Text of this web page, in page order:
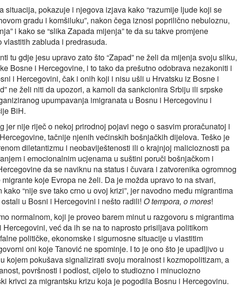
situacija, pokazuje i njegova izjava kako “razumije ljude koji se
gradu i komšiluku”, nakon čega iznosi poprilično nebuloznu,
i kako se “slika Zapada mijenja” te da su takve promjene
vlastitih zabluda i predrasuda.
tu gdje jesu upravo zato što “Zapad” ne želi da mijenja svoju sliku,
Bosne i Hercegovine, i to tako da prešutno odobrava nezakoniti i
i Hercegovini, čak i onih koji i nisu ušli u Hrvatsku iz Bosne i
ne želi niti da upozori, a kamoli da sankcionira Srbiju ili srpske
upumpavanja imigranata u Bosnu i Hercegovinu i
BiH.
jer nije riječ o nekoj prirodnoj pojavi nego o sasvim proračunatoj i
tačnije njenih većinskih bošnjačkih dijelova. Teško je
diletantizmu i neobaviještenosti ili o krajnjoj malicioznosti pa
i emocionalnim ucjenama u suštini poruči bošnjačkom i
da se naviknu na status i čuvara i zatvorenika ogromnog
koje Evropa ne želi. Da je možda upravo to na stvari,
“nije sve tako crno u ovoj krizi”, jer navodno među migrantima
u Bosni i Hercegovini i nešto radili! O tempora, o mores!
normalnom, koji je proveo barem minut u razgovoru s migrantima
već da ih se na to naprosto prisiljava politikom
političke, ekonomske i sigurnosne situacije u vlastitim
oni koje Tanović ne spominje. I to je ono što je upadljivo u
kojem pokušava signalizirati svoju moralnost i kozmopolitizam, a
površnosti i podlost, cijelo to studiozno i minuciozno
krivci za migrantsku krizu koja je pogodila Bosnu i Hercegovinu.